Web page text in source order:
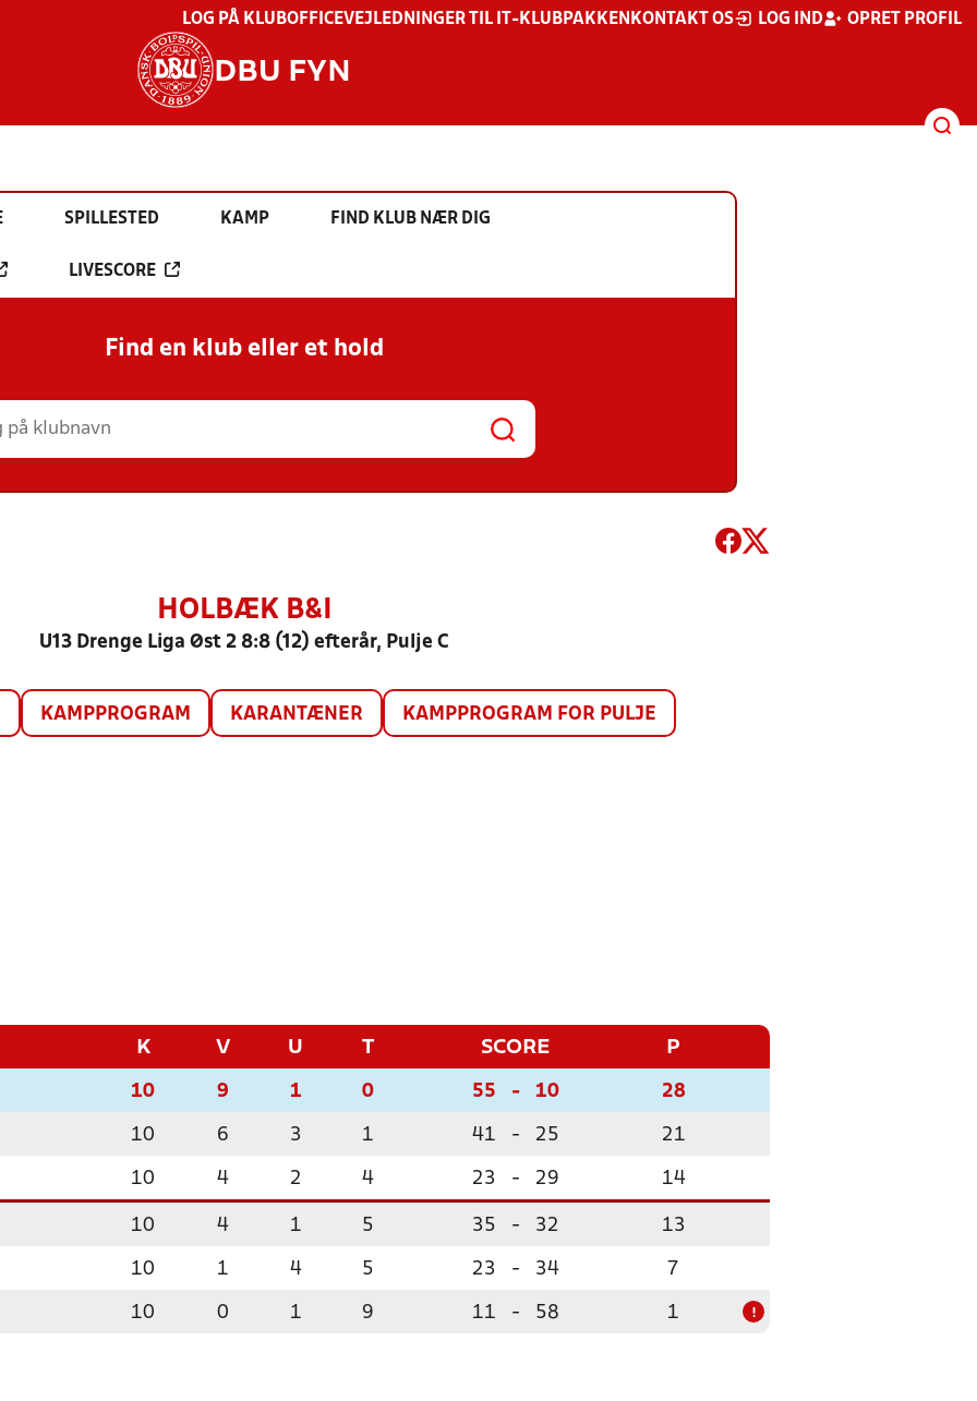
LOG PÅ KLUBOFFICEVEJLEDNINGER TIL IT-KLUBPAKKEN KONTAKT OS LOG IND OPRET PROFIL
DBU FYN
SPILLESTED KAMP FIND KLUB NÆR DIG
LIVESCORE
Find en klub eller et hold
HOLBÆK B&I
U13 Drenge Liga Øst 2 8:8 (12) efterår, Pulje C
KAMPPROGRAM KARANTÆNER KAMPPROGRAM FOR PULJE
K V U T SCORE P
10 9 1 0 55 - 10 28
10 6 3 1 41 - 25 21
10 4 2 4 23 - 29 14
10 4 1 5 35 - 32 13
10 1 4 5 23 - 34 7
10 0 1 9 11 - 58 1 !